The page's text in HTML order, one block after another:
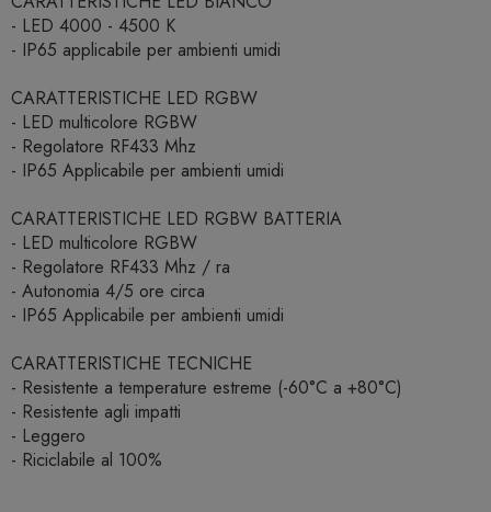
- LED 4000 - 4500 K
- IP65 applicabile per ambienti umidi
CARATTERISTICHE LED RGBW
- LED multicolore RGBW
- Regolatore RF433 Mhz
- IP65 Applicabile per ambienti umidi
CARATTERISTICHE LED RGBW BATTERIA
- LED multicolore RGBW
- Regolatore RF433 Mhz / ra
- Autonomia 4/5 ore circa
- IP65 Applicabile per ambienti umidi
CARATTERISTICHE TECNICHE
- Resistente a temperature estreme (-60°C a +80°C)
- Resistente agli impatti
- Leggero
- Riciclabile al 100%